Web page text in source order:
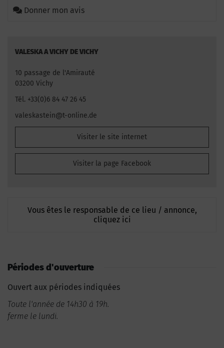
Donner mon avis
VALESKA A VICHY DE VICHY
10 passage de l'Amirauté
03200 Vichy
Tél. +33(0)6 84 47 26 45
valeskastein@t-online.de
Visiter le site internet
Visiter la page Facebook
Vous êtes le responsable de ce lieu / annonce,
cliquez ici
Périodes d'ouverture
Ouvert aux périodes indiquées
Toute l'année de 14h30 à 19h.
ferme le lundi.